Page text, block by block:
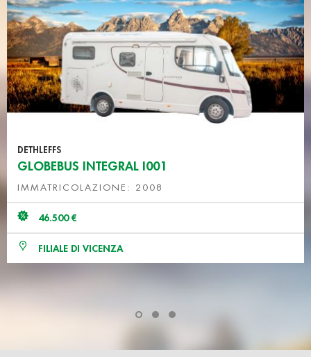
DETHLEFFS
GLOBEBUS INTEGRAL I001
IMMATRICOLAZIONE: 2008
46.500 €
FILIALE DI VICENZA